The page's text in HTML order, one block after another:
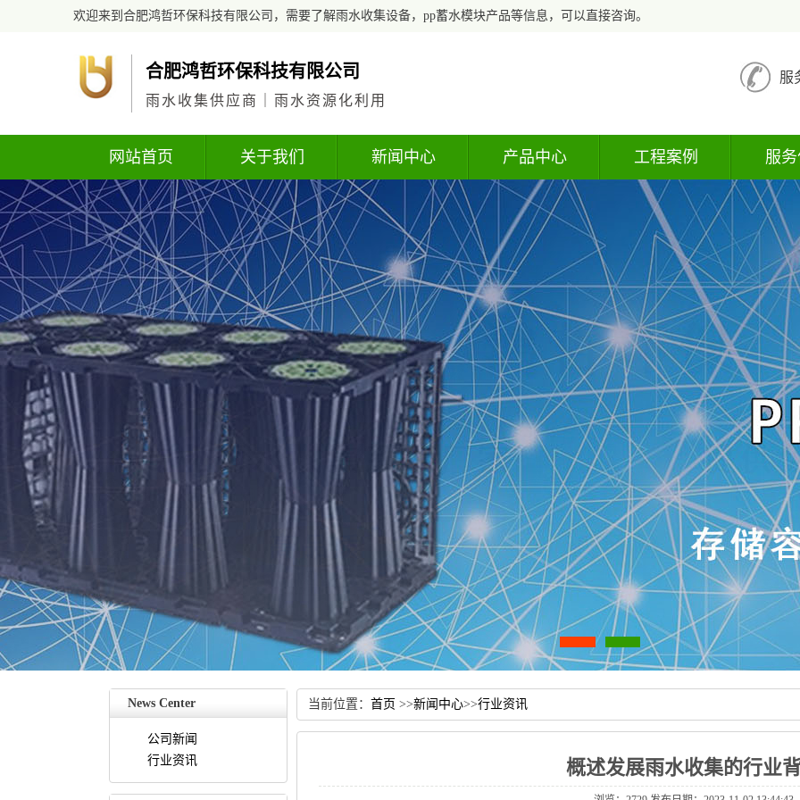
欢迎来到合肥鸿哲环保科技有限公司，需要了解雨水收集设备，pp蓄水模块产品等信息，可以直接咨询。
合肥鸿哲环保科技有限公司
雨水收集供应商｜雨水资源化利用
服
网站首页 关于我们 新闻中心 产品中心 工程案例 服
NewsCenter
公司新闻
行业资讯
当前位置： 首页 >>新闻中心>>行业资讯
概述发展雨水收集的行业